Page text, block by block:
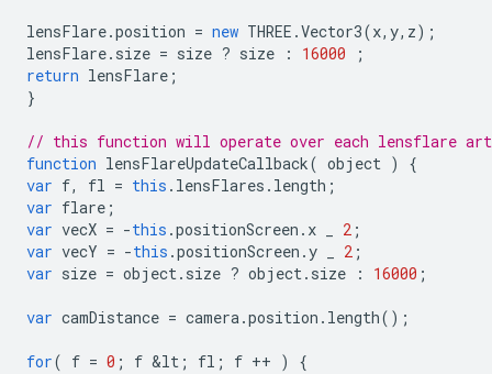
lensFlare.position = new THREE .Vector3(x, y, z);
lensFlare. size = size ? size : 16000
;
return lensFlare ;
}
// this function will operate over each lensflare
function lensFlareUpdateCallback( object )
{
var f, fl = this . lensFlares . length ;
var flare ;
var vecX = -this .positionScreen . x 2 ;
var vecY = -this .positionScreen .y 2 ;
var size = object. size ? object. size : 16000 ;
var camDistance = camera.position . length();
for( f = 0 ; f &lt ; fl ; f ++ )
{